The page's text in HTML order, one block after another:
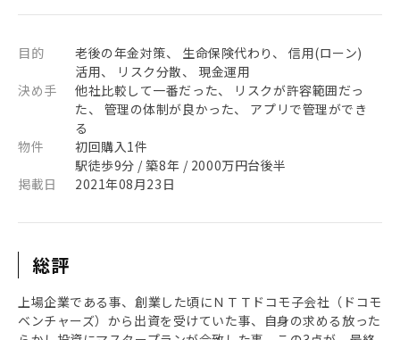
目的
老後の年金対策、 生命保険代わり、 信用(ローン)
活用、 リスク分散、 現金運用
決め手
他社比較して一番だった、 リスクが許容範囲だっ
た、 管理の体制が良かった、 アプリで管理ができ
る
物件
初回購入1件
駅徒歩9分 / 築8年 / 2000万円台後半
掲載日
2021年08月23日
総評
上場企業である事、創業した頃にＮＴＴドコモ子会社（ドコモ
ベンチャーズ）から出資を受けていた事、自身の求める放った